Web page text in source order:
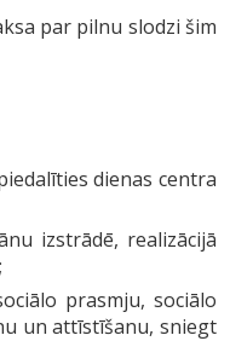
par pilnu slodzi šim
dienas centra
izstrādē, realizācijā
prasmju, sociālo
un attīstīšanu, sniegt